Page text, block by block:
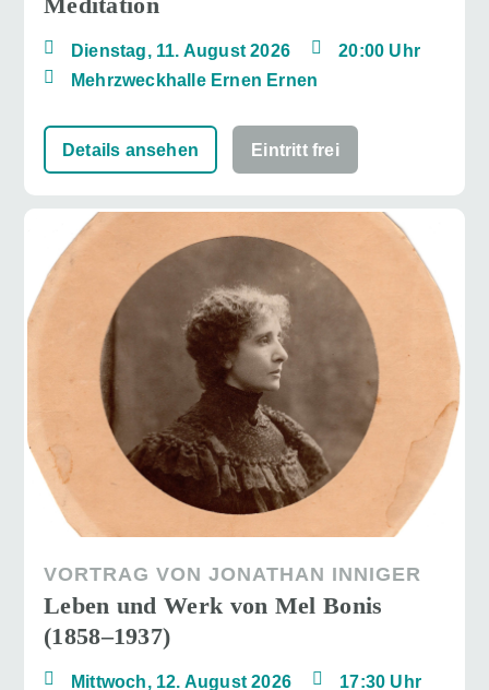
Dienstag, 11. August 2026
20:00 Uhr
Mehrzweckhalle Ernen Ernen
Details ansehen Eintritt frei
VORTRAG VON JONATHAN INNIGER
Leben und Werk von Mel Bonis
(1858–1937)
Mittwoch, 12. August 2026 17:30 Uhr